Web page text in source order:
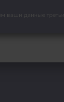
ваши данные